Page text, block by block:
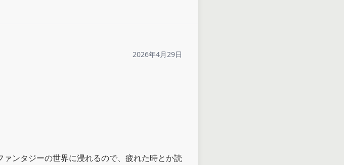
2026年4月29日
ンタジーの世界に浸れるので、疲れた時とか読